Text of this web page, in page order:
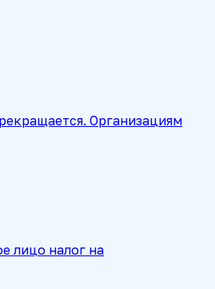
Организациям
лицо налог на